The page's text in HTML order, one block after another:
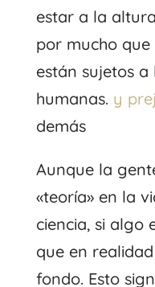
estar a la
por mucho
están sujetos
humanas. y
demás
Aunque la
«teoría» en la
ciencia, si algo
que en
fondo. Esto